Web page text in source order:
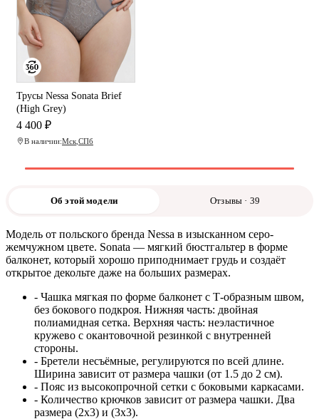
Трусы Nessa Sonata Brief
(High Grey)
4 400 ₽
В наличии:Мск СПб
Об этой модели Отзывы · 39
Модель от польского бренда Nessa в изысканном серо-
жемчужном цвете. Sonata — мягкий бюстгальтер в форме
балконет, который хорошо приподнимает грудь и создаёт
открытое декольте даже на больших размерах.
- Чашка мягкая по форме балконет с Т-образным швом,
без бокового подкроя. Нижняя часть: двойная
полиамидная сетка. Верхняя часть: неэластичное
кружево с окантовочной резинкой с внутренней
стороны.
- Бретели несъёмные, регулируются по всей длине.
Ширина зависит от размера чашки (от 1.5 до 2 см).
- Пояс из высокопрочной сетки с боковыми каркасами.
- Количество крючков зависит от размера чашки. Два
размера (2х3) и (3х3).